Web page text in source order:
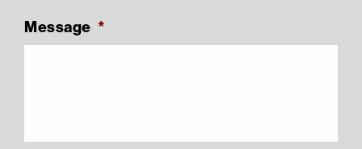
Message *